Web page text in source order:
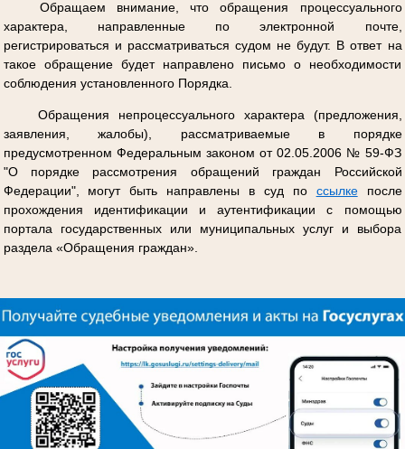
Обращаем внимание, что обращения процессуального
характера, направленные по электронной почте,
регистрироваться и рассматриваться судом не будут. В ответ на
такое обращение будет направлено письмо о необходимости
соблюдения установленного Порядка.
Обращения непроцессуального характера (предложения,
заявления, жалобы), рассматриваемые в порядке
предусмотренном Федеральным законом от 02.05.2006 № 59-ФЗ
"О порядке рассмотрения обращений граждан Российской
Федерации", могут быть направлены в суд по ссылкепосле
прохождения идентификации и аутентификации с помощью
портала государственных или муниципальных услуг и выбора
раздела «Обращения граждан».